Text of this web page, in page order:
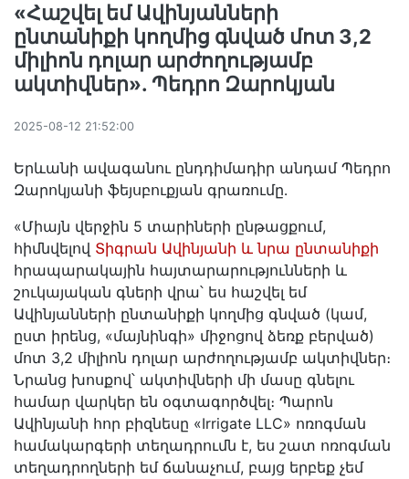
«Հաշվել եմ Ավինյանների
ընտանիքի կողմից գնված մոտ 3,2
միլիոն դոլար արժողությամբ
ակտիվներ». Պեդրո Զարոկյան
2025-08-12 21:52:00
Երևանի ավագանու ընդդիմադիր անդամ Պեդրո
Զարոկյանի ֆեյսբուքյան գրառումը․
«Միայն վերջին 5 տարիների ընթացքում,
հիմնվելով Տիգրան Ավինյանի և նրա ընտանիքի
հրապարակային հայտարարությունների և
շուկայական գների վրա՝ ես հաշվել եմ
Ավինյանների ընտանիքի կողմից գնված (կամ,
ըստ իրենց, «մայնինգի» միջոցով ձեռք բերված)
մոտ 3,2 միլիոն դոլար արժողությամբ ակտիվներ։
Նրանց խոսքով՝ ակտիվների մի մասը գնելու
համար վարկեր են օգտագործվել։ Պարոն
Ավինյանի հոր բիզնեսը «Irrigate LLC» ոռոգման
համակարգերի տեղադրումն է, ես շատ ոռոգման
տեղադրողների եմ ճանաչում, բայց երբեք չեմ